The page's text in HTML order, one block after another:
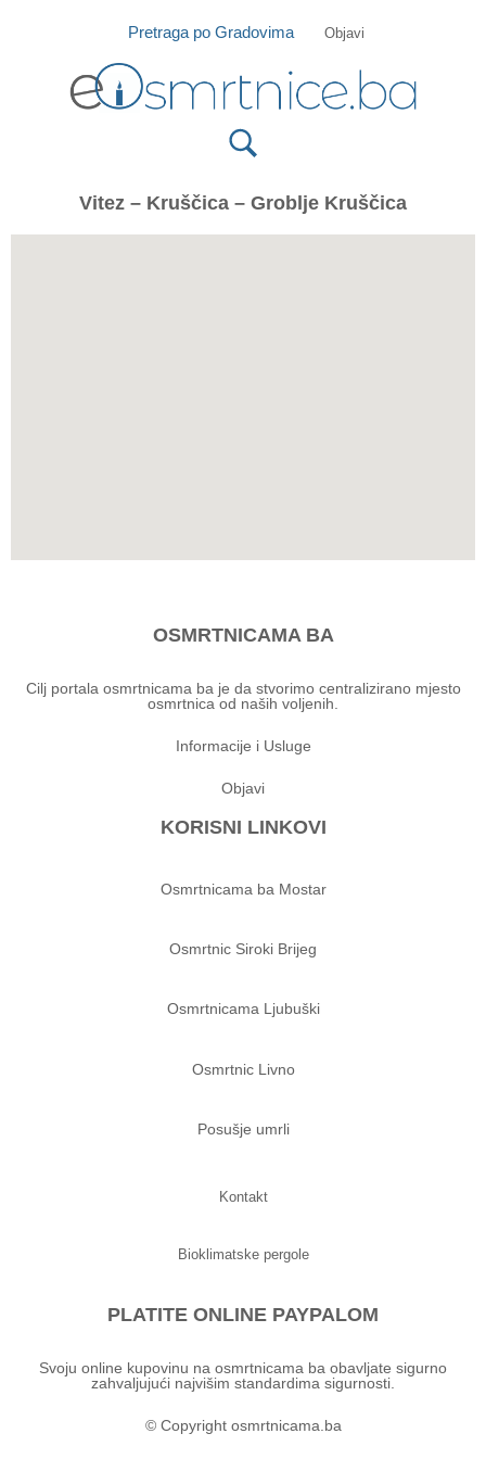
Isprobajte našu Android i IOS aplikaciju
Pretraga po Gradovima Objavi
Vitez – Kruščica – Groblje Kruščica
OSMRTNICAMA BA
Cilj portala osmrtnicama ba je da stvorimo centralizirano mjesto
osmrtnica od naših voljenih.
Informacije i Usluge
Objavi
KORISNI LINKOVI
Osmrtnicama ba Mostar
Osmrtnic Siroki Brijeg
Osmrtnicama Ljubuški
Osmrtnic Livno
Posušje umrli
Kontakt
Bioklimatske pergole
PLATITE ONLINE PAYPALOM
Svoju online kupovinu na osmrtnicama ba obavljate sigurno
zahvaljujući najvišim standardima sigurnosti.
© Copyright osmrtnicama.ba